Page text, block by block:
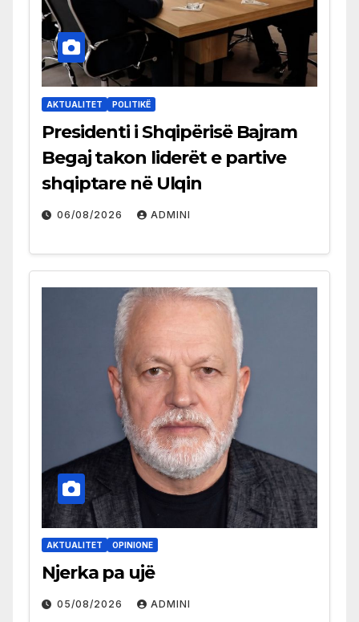
AKTUALITET POLITIKË
Presidenti i Shqipërisë Bajram
Begaj takon liderët e partive
shqiptare në Ulqin
06/08/2026 ADMINI
AKTUALITET OPINIONE
Njerka pa ujë
05/08/2026 ADMINI